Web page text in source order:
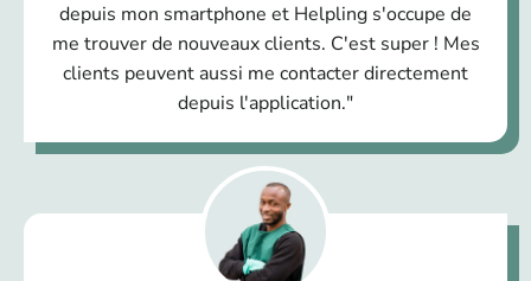
depuis mon smartphone et Helpling s'occupe de
me trouver de nouveaux clients. C'est super ! Mes
clients peuvent aussi me contacter directement
depuis l'application."